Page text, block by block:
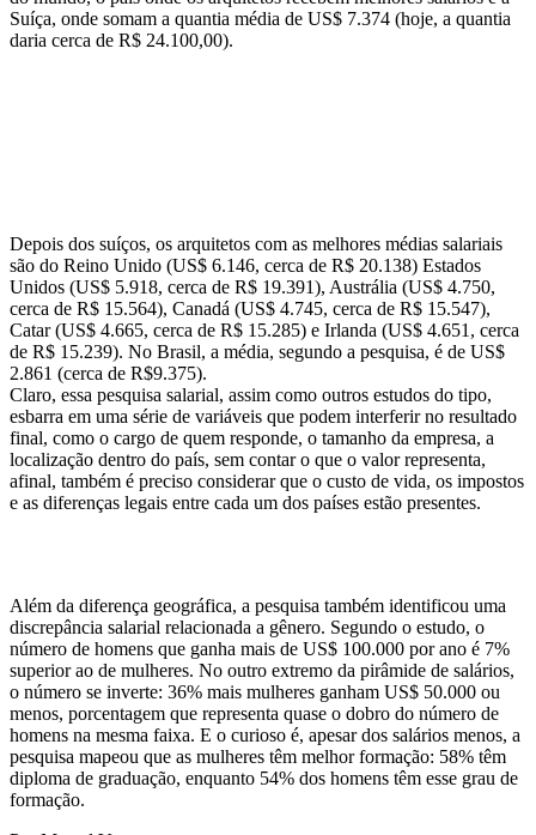
Suíça, onde somam a quantia média de US$ 7.374 (hoje, a quantia
daria cerca de R$ 24.100,00).
Depois dos suíços, os arquitetos com as melhores médias salariais
são do Reino Unido (US$ 6.146, cerca de R$ 20.138) Estados
Unidos (US$ 5.918, cerca de R$ 19.391), Austrália (US$ 4.750,
cerca de R$ 15.564), Canadá (US$ 4.745, cerca de R$ 15.547),
Catar (US$ 4.665, cerca de R$ 15.285) e Irlanda (US$ 4.651, cerca
de R$ 15.239). No Brasil, a média, segundo a pesquisa, é de US$
2.861 (cerca de R$9.375).
Claro, essa pesquisa salarial, assim como outros estudos do tipo,
esbarra em uma série de variáveis que podem interferir no resultado
final, como o cargo de quem responde, o tamanho da empresa, a
localização dentro do país, sem contar o que o valor representa,
afinal, também é preciso considerar que o custo de vida, os impostos
e as diferenças legais entre cada um dos países estão presentes.
Além da diferença geográfica, a pesquisa também identificou uma
discrepância salarial relacionada a gênero. Segundo o estudo, o
número de homens que ganha mais de US$ 100.000 por ano é 7%
superior ao de mulheres. No outro extremo da pirâmide de salários,
o número se inverte: 36% mais mulheres ganham US$ 50.000 ou
menos, porcentagem que representa quase o dobro do número de
homens na mesma faixa. E o curioso é, apesar dos salários menos, a
pesquisa mapeou que as mulheres têm melhor formação: 58% têm
diploma de graduação, enquanto 54% dos homens têm esse grau de
formação.